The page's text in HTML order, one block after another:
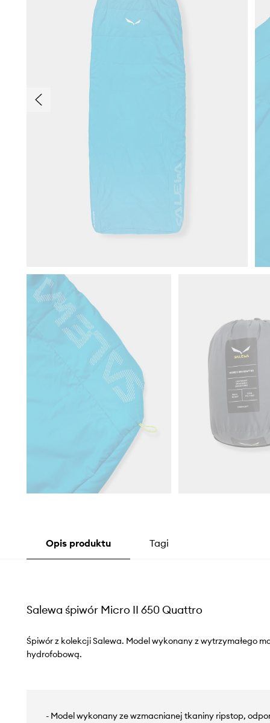
Opis produktu Tagi
Salewa śpiwór Micro II 650 Quattro
Śpiwór z kolekcji Salewa. Model wykonany z wytrzymałego
hydrofobową.
- Model wykonany ze wzmacnianej tkaniny ripstop,